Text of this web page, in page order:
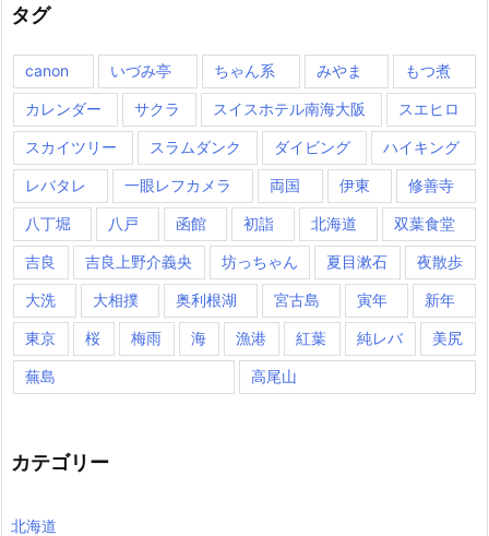
タグ
canon いづみ亭 ちゃん系 みやま もつ煮
カレンダー サクラ スイスホテル南海大阪 スエヒロ
スカイツリー スラムダンク ダイビング ハイキング
レバタレ 一眼レフカメラ 両国 伊東 修善寺
八丁堀 八戸 函館 初詣 北海道 双葉食堂
吉良 吉良上野介義央 坊っちゃん 夏目漱石 夜散歩
大洗 大相撲 奥利根湖 宮古島 寅年 新年
東京 桜 梅雨 海 漁港 紅葉 純レバ 美尻
蕪島 高尾山
カテゴリー
北海道